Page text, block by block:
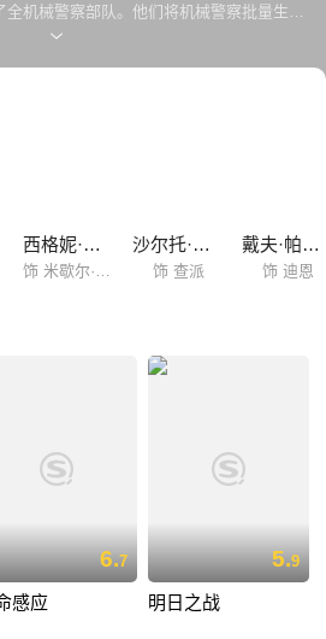
机械警察部队。他们将机械警察批量生产
取得了令人瞩目的效果。作为开发人员之
Sigourney Weaver 饰）的支持。不甘心
西格妮·韦弗 沙尔托·科普雷
饰 查派
戴夫·帕特尔
饰 迪恩
6.7
感应
5.9
明日之战